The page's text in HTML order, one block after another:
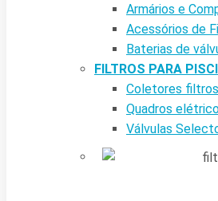
Armários e
Acessórios de
Baterias de
FILTROS PARA
Coletores filtros
Quadros
Válvulas